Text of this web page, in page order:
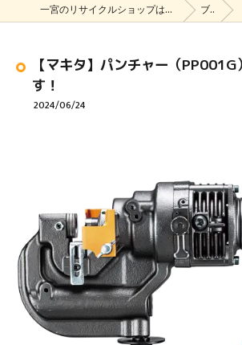
一宮のリサイクルショップはリサイクルショップ アッパー一宮店 ブログ
【マキタ】パンチャー（
す！
2024/06/24